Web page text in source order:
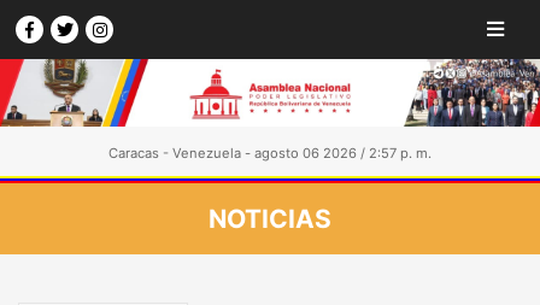
Caracas - Venezuela - agosto 06 2026 / 2:57 p. m.
NOTICIAS